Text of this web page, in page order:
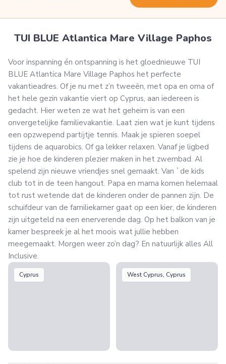
TUI BLUE Atlantica Mare Village Paphos
Voor inspanning én ontspanning is het gloednieuwe TUI
BLUE Atlantica Mare Village Paphos het perfecte
vakantieadres. Of je nu met z’n tweeën, met opa en oma of
het hele gezin vakantie viert op Cyprus, aan iedereen is
gedacht. Hier weten ze wat het geheim is van een
onvergetelijke familievakantie. Laat zien wat je kunt tijdens
een opzwepend partijtje tennis. Maak je spieren soepel
tijdens de aquarobics. Of ga lekker relaxen. Vanaf je ligbed
zie je hoe de kinderen plezier maken in het zwembad. Al
spelend zijn nieuwe vriendjes snel gemaakt. Van `de kids
club tot in de teen hangout. Papa en mama komen helemaal
tot rust wetende dat de kinderen onder de pannen zijn. De
schuifdeur van de familiekamer gaat op een kier, de kinderen
zijn uitgeteld na een enerverende dag. Op het balkon van je
kamer bespreek je al het moois wat jullie hebben
meegemaakt. Morgen weer zo’n dag? En natuurlijk alles All
Inclusive.
Cyprus West Cyprus, Cyprus